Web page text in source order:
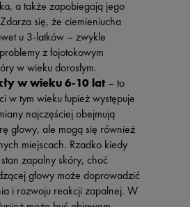
a także zapobiegają jego
się, że ciemieniucha
u 3-latków – zwykle
z łojotokowym
w wieku dorosłym.
w wieku 6-10 lat – to
w tym wieku łupież występuje
najczęściej obejmują
głowy, ale mogą się również
miejscach. Rzadko kiedy
zapalny skóry, choć
głowy może doprowadzić
i rozwoju reakcji zapalnej. W